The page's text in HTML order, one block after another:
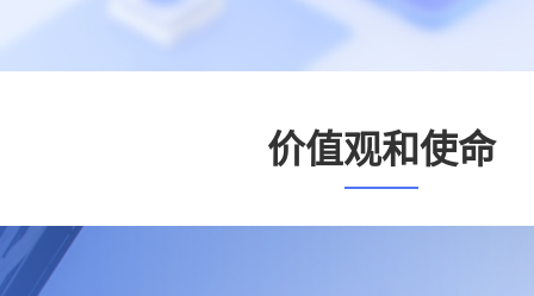
价值观和使命